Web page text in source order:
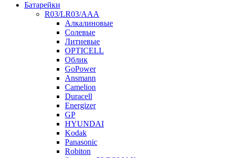
Батарейки
R03/LR03/AAA
Алкалиновые
Солевые
Литиевые
OPTICELL
Облик
GoPower
Ansmann
Camelion
Duracell
Energizer
GP
HYUNDAI
Kodak
Panasonic
Robiton